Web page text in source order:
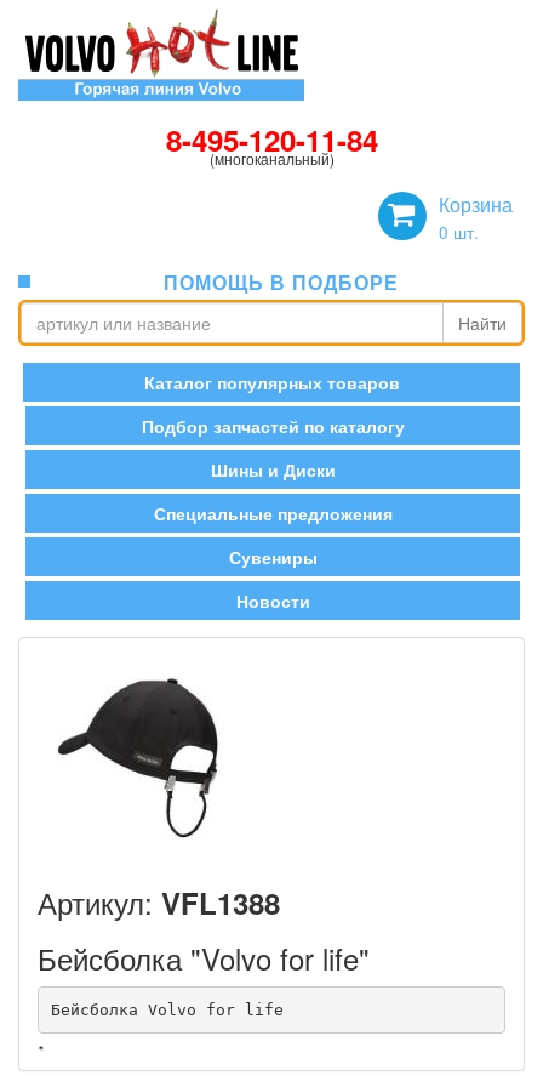
8-495-120-11-84
(многоканальный)
Корзина
0 шт.
ПОМОЩЬ В ПОДБОРЕ
Найти
Каталог популярных товаров
Подбор запчастей по каталогу
Шины и Диски
Специальные предложения
Сувениры
Новости
Артикул: VFL1388
Бейсболка "Volvo for life"
Бейсболка Volvo for life